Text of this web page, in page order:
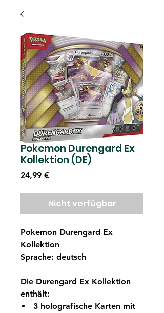
Pokemon Durengard Ex
Kollektion (DE)
24,99 €Preis
Nicht verfügbar
Pokemon Durengard Ex
Kollektion
Sprache: deutsch
Die Durengard Ex Kollektion
enthält:
3 holografische Karten mit